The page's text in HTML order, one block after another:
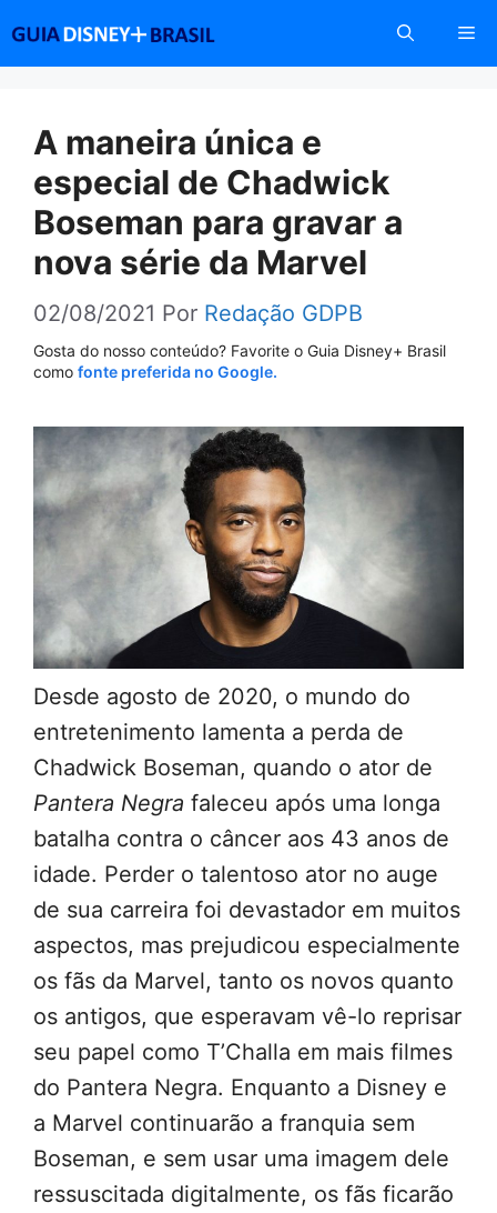
conteúdo
A maneira única e
especial de Chadwick
Boseman para gravar a
nova série da Marvel
02/08/2021 Por Redação GDPB
Gosta do nosso conteúdo? Favorite o Guia Disney+ Brasil
como fonte preferida no Google.
Desde agosto de 2020, o mundo do
entretenimento lamenta a perda de
Chadwick Boseman, quando o ator de
Pantera Negra faleceu após uma longa
batalha contra o câncer aos 43 anos de
idade. Perder o talentoso ator no auge
de sua carreira foi devastador em muitos
aspectos, mas prejudicou especialmente
os fãs da Marvel, tanto os novos quanto
os antigos, que esperavam vê-lo reprisar
seu papel como T’Challa em mais filmes
do Pantera Negra. Enquanto a Disney e
a Marvel continuarão a franquia sem
Boseman, e sem usar uma imagem dele
ressuscitada digitalmente, os fãs ficarão